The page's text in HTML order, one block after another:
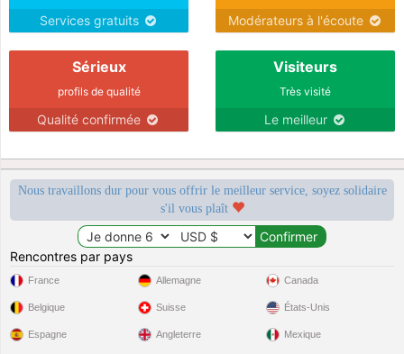
Services gratuits Modérateurs à l'écoute
Sérieux
profils de qualité
Qualité confirmée
Visiteurs
Très visité
Le meilleur
Nous travaillons dur pour vous offrir le meilleur service, soyez solidaire
s'il vous plaît
Rencontres par pays
France
Belgique
Espagne
Allemagne
Suisse
Angleterre
Canada
États-Unis
Mexique